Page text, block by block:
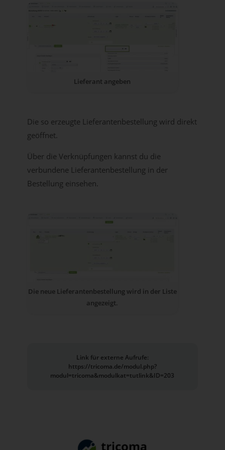
Lieferant angeben
Die so erzeugte Lieferantenbestellung wird direkt
geöffnet.
Über die Verknüpfungen kannst du die
verbundene Lieferantenbestellung in der
Bestellung einsehen.
Die neue Lieferantenbestellung wird in der Liste
angezeigt.
Link für externe Aufrufe:
https://tricoma.de/modul.php?
modul=tricoma&modulkat=tutlink&ID=203